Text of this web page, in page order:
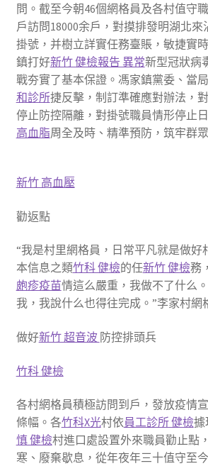
問。截至今朝46個網格員及各村值守職
戶訪問18000余戶，對摸排發明湖北
掛號，并樹立詳實任務臺賬，敏捷實
鎮打好新竹 健檢報告 異常新型冠狀病
戰夯實了基本保證。馮家鎮黨委、當
和診所捷反擊，制訂準確應對辦法，
停止防控隔離，對掛號職員情形停止
高血脂周全及時、精準預防，筑牢群
新竹 高血壓
勸返點
“我是村里網格員，日常平凡就是做好
本信息之類竹科 健檢的任新竹 健檢務
皰疹疫苗情這么嚴重，我做不了什么
我，我說什么也得往完成。”李家村網
做好新竹 超音波 防控排頭兵
竹科 健檢
各村網格員積極訪問到戶，發放疫情
條幅。各竹科X光村依員工診所 健檢據
慎 健檢村進口處設置外來職員勸止點
寒、廢棄歇息，從年夜年三十值守至